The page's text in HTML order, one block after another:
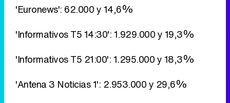
'Antena 3 Noticias 1': 2.953.000 y 29,6%
'Antena 3 Noticias 2': 1.356.000 y 18,6%
'Noticias Cuatro 1': 372.000 y 4,3%
'Noticias Cuatro 2': 300.000 y 4,3%